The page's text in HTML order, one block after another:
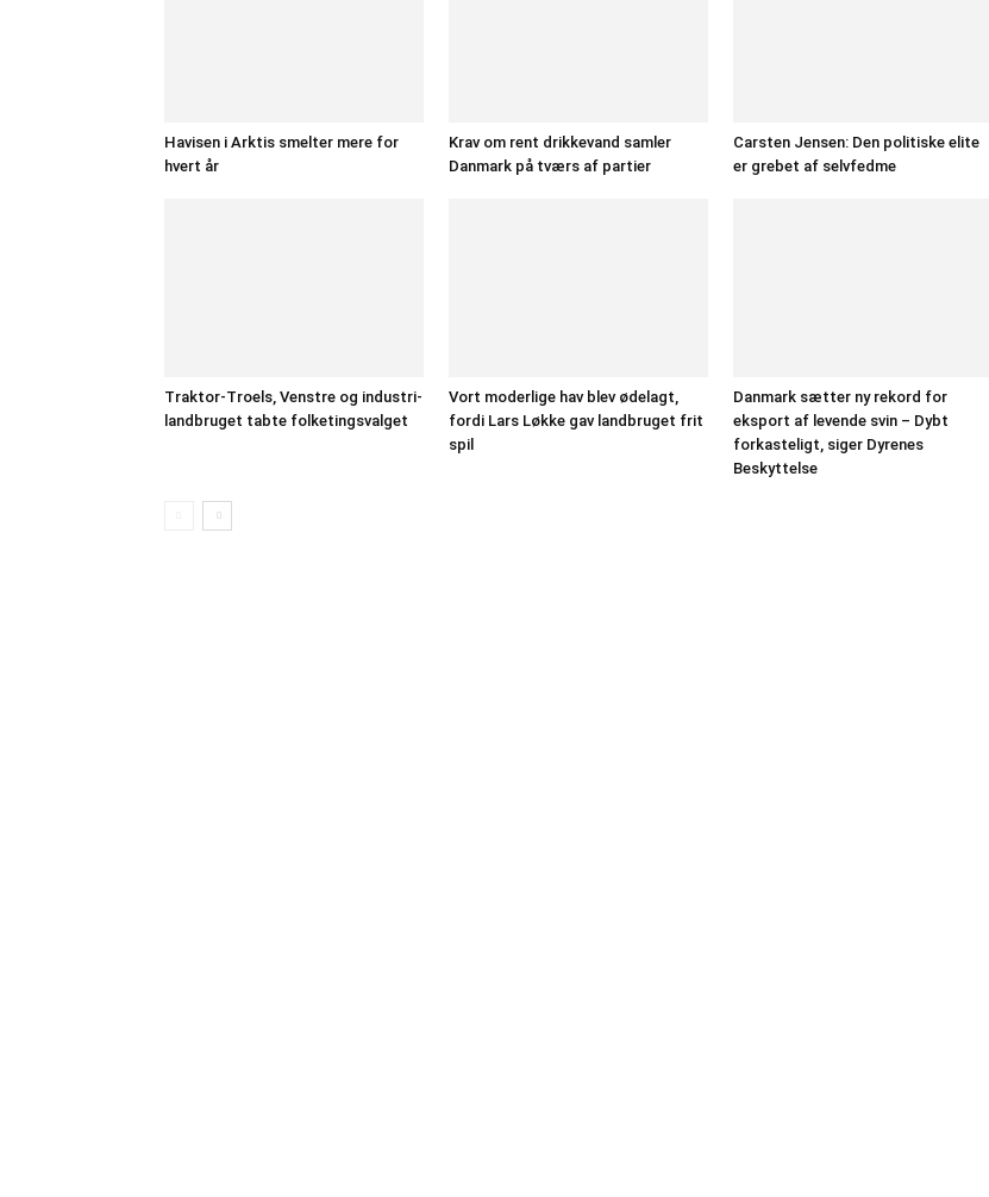
Havisen i Arktis smelter mere for
hvert år
Krav om rent drikkevand samler
Danmark på tværs af partier
Carsten Jensen: Den politiske elite
er grebet af selvfedme
Traktor-Troels, Venstre og industri-
landbruget tabte folketingsvalget
Vort moderlige hav blev ødelagt,
fordi Lars Løkke gav landbruget frit
spil
Danmark sætter ny rekord for
eksport af levende svin – Dybt
forkasteligt, siger Dyrenes
Beskyttelse